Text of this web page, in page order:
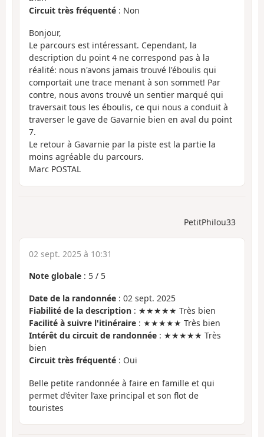
Circuit très fréquenté : Non
Bonjour,
Le parcours est intéressant. Cependant, la
description du point 4 ne correspond pas à la
réalité: nous n'avons jamais trouvé l'éboulis qui
comportait une trace menant à son sommet! Par
contre, nous avons trouvé un sentier marqué qui
traversait tous les éboulis, ce qui nous a conduit à
traverser le gave de Gavarnie bien en aval du point
7.
Le retour à Gavarnie par la piste est la partie la
moins agréable du parcours.
Marc POSTAL
PetitPhilou33
02 sept. 2025 à 10:31
Note globale : 5 / 5
Date de la randonnée : 02 sept. 2025
Fiabilité de la description : ★★★★★ Très bien
Facilité à suivre l'itinéraire : ★★★★★ Très bien
Intérêt du circuit de randonnée : ★★★★★ Très
bien
Circuit très fréquenté : Oui
Belle petite randonnée à faire en famille et qui
permet d’éviter l’axe principal et son flot de
touristes